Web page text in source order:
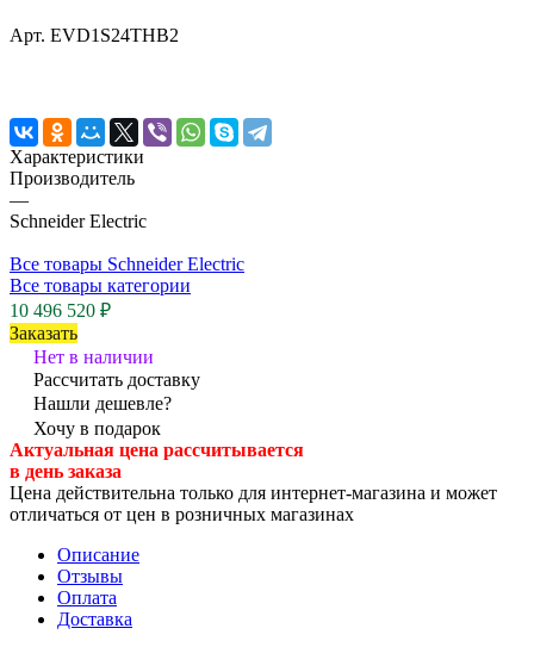
Арт. EVD1S24THB2
Характеристики
Производитель
—
Schneider Electric
Все товары Schneider Electric
Все товары категории
10 496 520 ₽
Заказать
Нет в наличии
Рассчитать доставку
Нашли дешевле?
Хочу в подарок
Актуальная цена рассчитывается
в день заказа
Цена действительна только для интернет-магазина и может
отличаться от цен в розничных магазинах
Описание
Отзывы
Оплата
Доставка